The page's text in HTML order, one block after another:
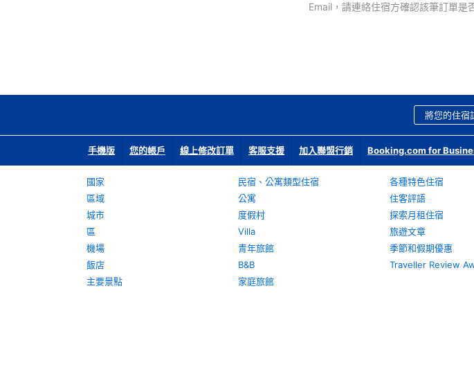
Email，請連絡住宿方確認該筆訂單是
將您的住宿
手機版 您的帳戶 線上修改訂單 客服支援 加入聯盟行銷 Booking.com for
國家
區域
城市
區
機場
飯店
主要景點
民宿、公寓類型住宿
公寓
度假村
Villa
青年旅館
B&B
家庭旅館
各種特色住宿
住客評語
探索月租住宿
旅遊文章
季節和假期優惠
Traveller Review